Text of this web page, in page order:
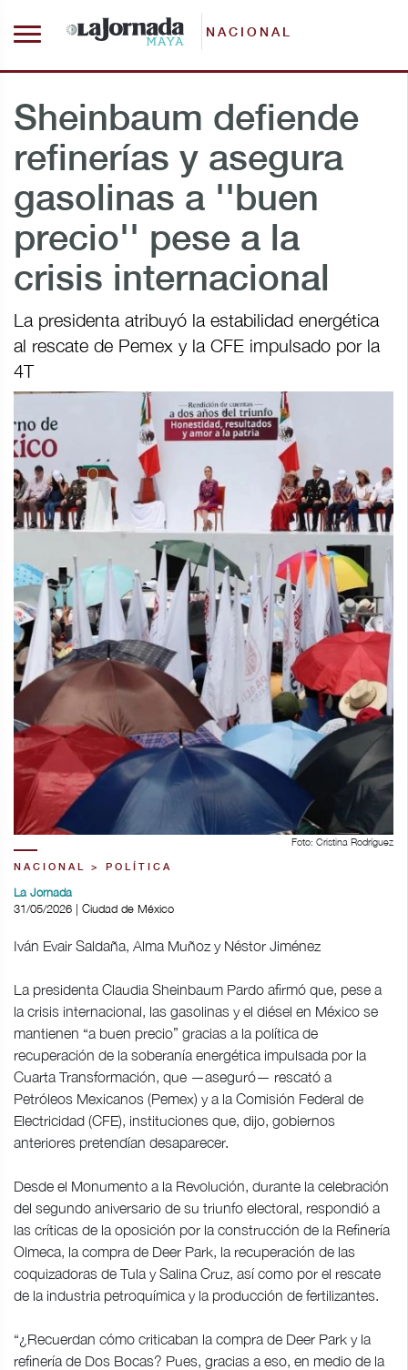
NACIONAL
Sheinbaum defiende
refinerías y asegura
gasolinas a ''buen
precio'' pese a la
crisis internacional
La presidenta atribuyó la estabilidad energética
al rescate de Pemex y la CFE impulsado por la
4T
Foto: Cristina Rodríguez
NACIONAL > POLÍTICA
La Jornada
31/05/2026 | Ciudad de México
Iván Evair Saldaña, Alma Muñoz y Néstor Jiménez
La presidenta Claudia Sheinbaum Pardo afirmó que, pese a
la crisis internacional, las gasolinas y el diésel en México se
mantienen “a buen precio” gracias a la política de
recuperación de la soberanía energética impulsada por la
Cuarta Transformación, que —aseguró— rescató a
Petróleos Mexicanos (Pemex) y a la Comisión Federal de
Electricidad (CFE), instituciones que, dijo, gobiernos
anteriores pretendían desaparecer.
Desde el Monumento a la Revolución, durante la celebración
del segundo aniversario de su triunfo electoral, respondió a
las críticas de la oposición por la construcción de la Refinería
Olmeca, la compra de Deer Park, la recuperación de las
coquizadoras de Tula y Salina Cruz, así como por el rescate
de la industria petroquímica y la producción de fertilizantes.
“¿Recuerdan cómo criticaban la compra de Deer Park y la
refinería de Dos Bocas? Pues, gracias a eso, en medio de la